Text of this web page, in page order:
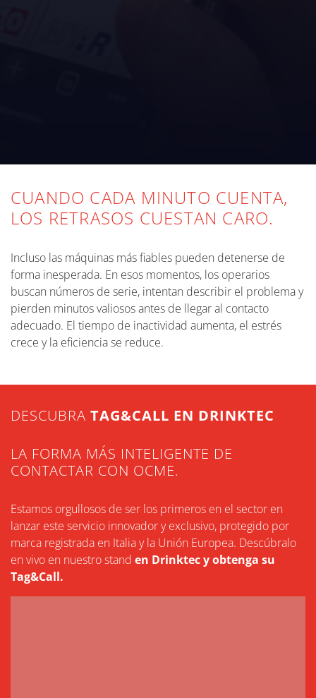
CUANDO CADA MINUTO CUENTA,
LOS RETRASOS CUESTAN CARO.
Incluso las máquinas más fiables pueden detenerse de
forma inesperada. En esos momentos, los operarios
buscan números de serie, intentan describir el problema y
pierden minutos valiosos antes de llegar al contacto
adecuado. El tiempo de inactividad aumenta, el estrés
crece y la eficiencia se reduce.
DESCUBRA TAG&CALL EN DRINKTEC
LA FORMA MÁS INTELIGENTE DE
CONTACTAR CON OCME.
Estamos orgullosos de ser los primeros en el sector en
lanzar este servicio innovador y exclusivo, protegido por
marca registrada en Italia y la Unión Europea. Descúbralo
en vivo en nuestro stand en Drinktec y obtenga su
Tag&Call.